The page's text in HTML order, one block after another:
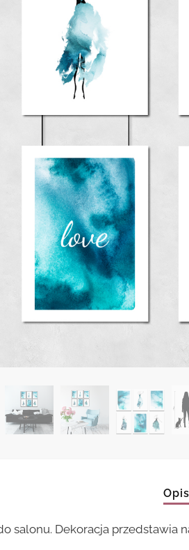
Opis
salonu. Dekoracja przedstawia